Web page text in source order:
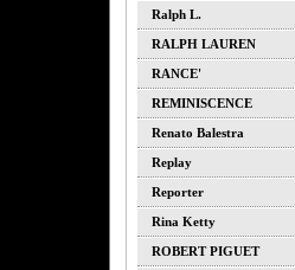
Ralph L.
RALPH LAUREN
RANCE'
REMINISCENCE
Renato Balestra
Replay
Reporter
Rina Ketty
ROBERT PIGUET